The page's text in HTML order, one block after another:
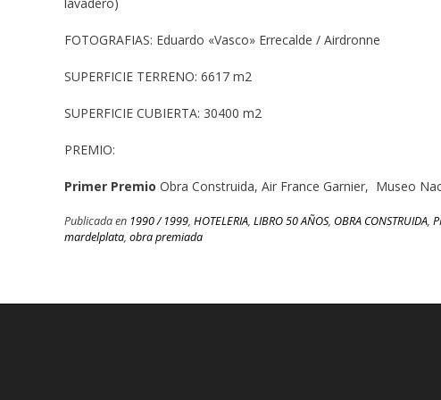
FOTOGRAFIAS: Eduardo «Vasco» Errecalde / Airdronne
SUPERFICIE TERRENO: 6617 m2
SUPERFICIE CUBIERTA: 30400 m2
PREMIO:
Primer Premio Obra Construida, Air France Garnier, Museo
Publicada en 1990 / 1999, HOTELERIA, LIBRO 50 AÑOS, OBRA CONSTRUIDA,
mardelplata, obra premiada